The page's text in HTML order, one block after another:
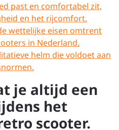
past en comfortabel zit,
en het rijcomfort.
wettelijke eisen omtrent
in Nederland.
helm die voldoet aan
je altijd een
het
scooter.